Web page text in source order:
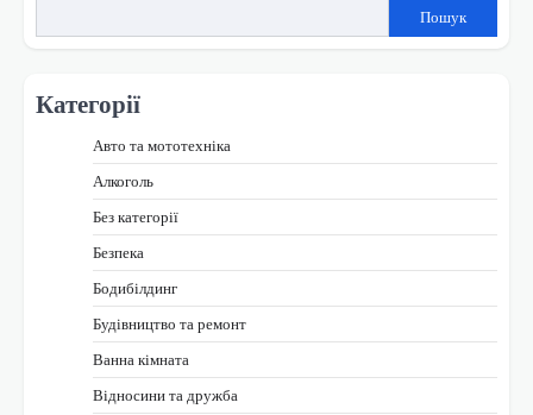
Пошук
Категорії
Авто та мототехніка
Алкоголь
Без категорії
Безпека
Бодибілдинг
Будівництво та ремонт
Ванна кімната
Відносини та дружба